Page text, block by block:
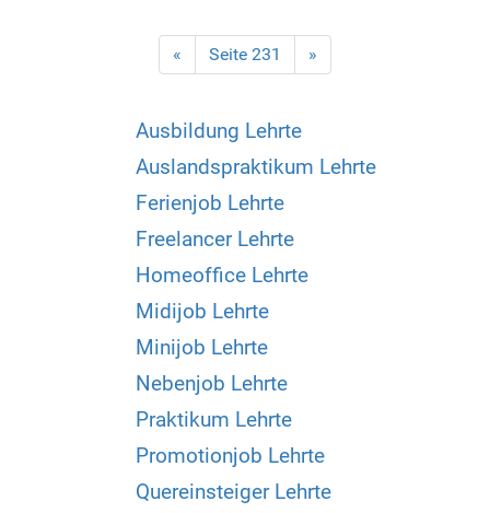
« Seite 231 »
Ausbildung Lehrte
Auslandspraktikum Lehrte
Ferienjob Lehrte
Freelancer Lehrte
Homeoffice Lehrte
Midijob Lehrte
Minijob Lehrte
Nebenjob Lehrte
Praktikum Lehrte
Promotionjob Lehrte
Quereinsteiger Lehrte